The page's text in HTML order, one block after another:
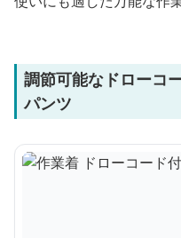
調節可能なドローコ
パンツ